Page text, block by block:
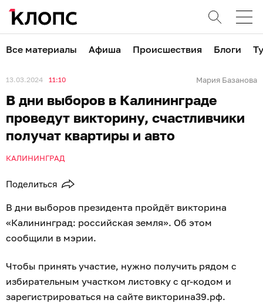
Все материалы Афиша Происшествия Блоги
13.03.2024 11:10 Мария Базанова
В дни выборов в Калининграде
проведут викторину, счастливчики
получат квартиры и авто
КАЛИНИНГРАД
Поделиться
В дни выборов президента пройдёт викторина
«Калининград: российская земля». Об этом
сообщили в мэрии.
Чтобы принять участие, нужно получить рядом с
избирательным участком листовку с qr-кодом и
зарегистрироваться на сайте викторина39.рф.